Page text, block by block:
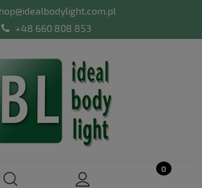
+48 660 808 853